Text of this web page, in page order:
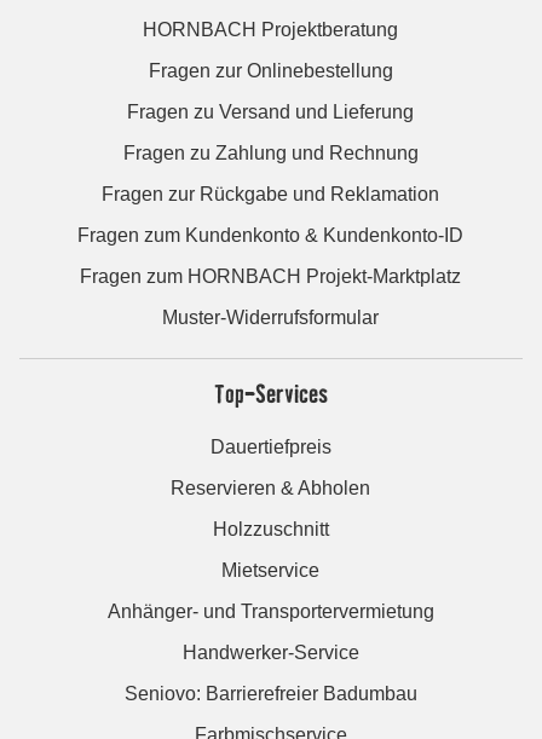
HORNBACH Projektberatung
Fragen zur Onlinebestellung
Fragen zu Versand und Lieferung
Fragen zu Zahlung und Rechnung
Fragen zur Rückgabe und Reklamation
Fragen zum Kundenkonto & Kundenkonto-ID
Fragen zum HORNBACH Projekt-Marktplatz
Muster-Widerrufsformular
Top-Services
Dauertiefpreis
Reservieren & Abholen
Holzzuschnitt
Mietservice
Anhänger- und Transportervermietung
Handwerker-Service
Seniovo: Barrierefreier Badumbau
Farbmischservice